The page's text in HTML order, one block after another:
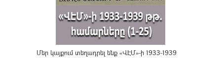
Մեր կայքում տեղադրել ենք «ՎԷՄ»-ի 1933-1939